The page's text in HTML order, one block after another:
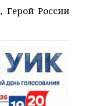
Герой России